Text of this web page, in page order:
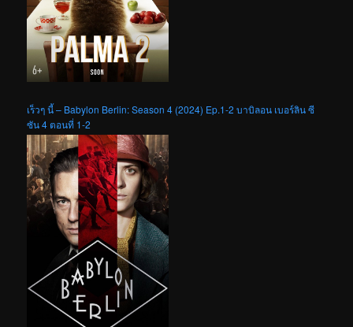
เร็วๆ นี้ – Babylon Berlin: Season 4 (2024) Ep.1-2 บาบิลอน เบอร์ลิน ซี
ซัน 4 ตอนที่ 1-2